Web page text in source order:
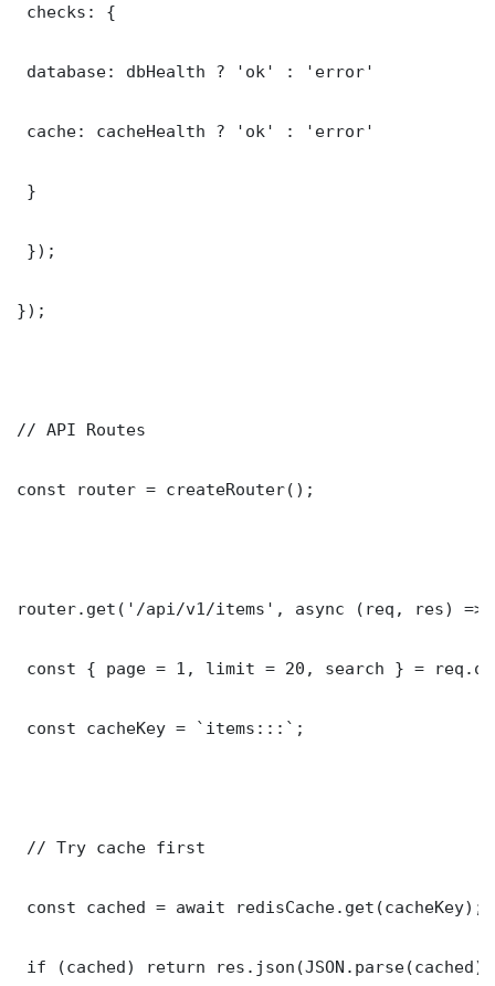
checks: {
database: dbHealth ? 'ok' : 'error'
cache: cacheHealth ? 'ok' : 'error'
}
});
});
// API Routes
const router = createRouter();
router.get('/api/v1/items', async (req, res) =>
const { page = 1, limit = 20, search } =
const cacheKey = `items:::`;
// Try cache first
const cached = await redisCache.get(cacheKey);
if (cached) return